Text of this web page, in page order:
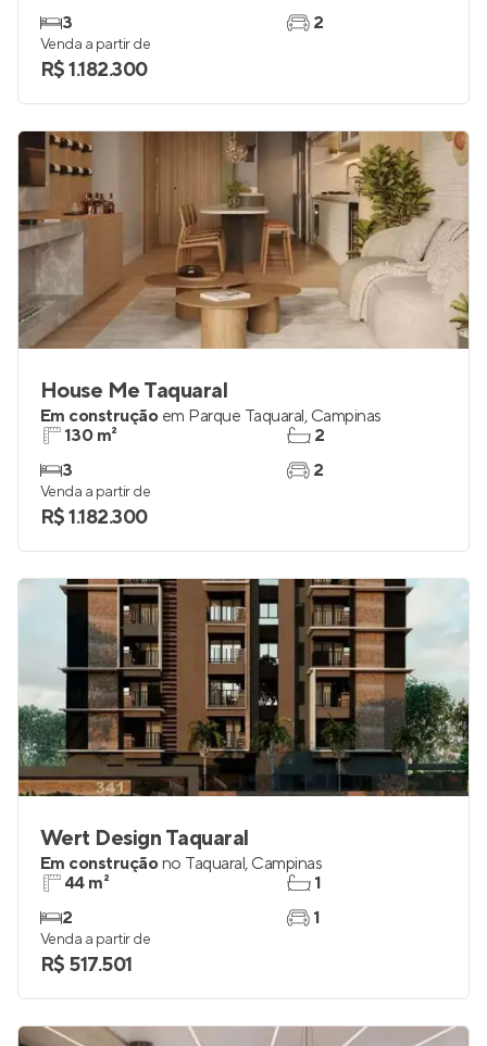
3
2
Venda a partir de
R$ 1.182.300
House Me Taquaral
Em construção em Parque Taquaral, Campinas
130 m²
3
2
2
Venda a partir de
R$ 1.182.300
Wert Design Taquaral
Em construçãono Taquaral, Campinas
44 m²
2
1
1
Venda a partir de
R$ 517.501